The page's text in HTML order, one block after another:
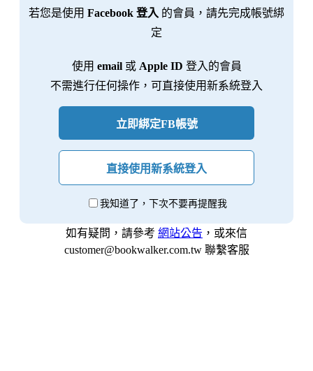
若您是使用 Facebook 登入 的會員，請先完成帳號綁
定
使用 email或 Apple ID 登入的會員
不需進行任何操作，可直接使用新系統登入
立即綁定FB帳號
直接使用新系統登入
我知道了，下次不要再提醒我
如有疑問，請參考 網站公告 ，或來信
customer@bookwalker.com.tw 聯繫客服